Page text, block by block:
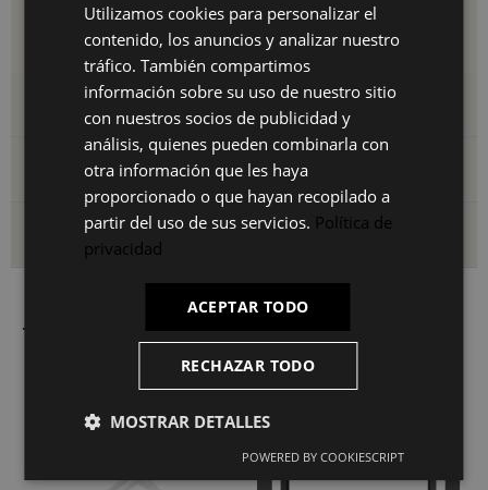
Medidas: Ancho 56 cm | Profundo: 55 cm | Alto: 74,5 cm | Altura
hasta el asiento: 45,5 cm
Detalles del producto
Archivos adjuntos
Envío y devoluciones
También le puede interesar
SPANISH
ES
PT
Utilizamos cookies para personalizar el
contenido, los anuncios y analizar nuestro
tráfico. También compartimos
información sobre su uso de nuestro sitio
con nuestros socios de publicidad y
análisis, quienes pueden combinarla con
otra información que les haya
proporcionado o que hayan recopilado a
partir del uso de sus servicios. Política de
privacidad
ACEPTAR TODO
RECHAZAR TODO
MOSTRAR DETALLES
POWERED BY COOKIESCRIPT